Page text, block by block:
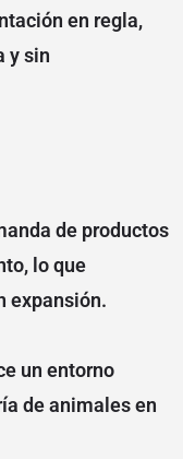
en regla,
y sin
de productos
lo que
expansión.
un entorno
de animales en